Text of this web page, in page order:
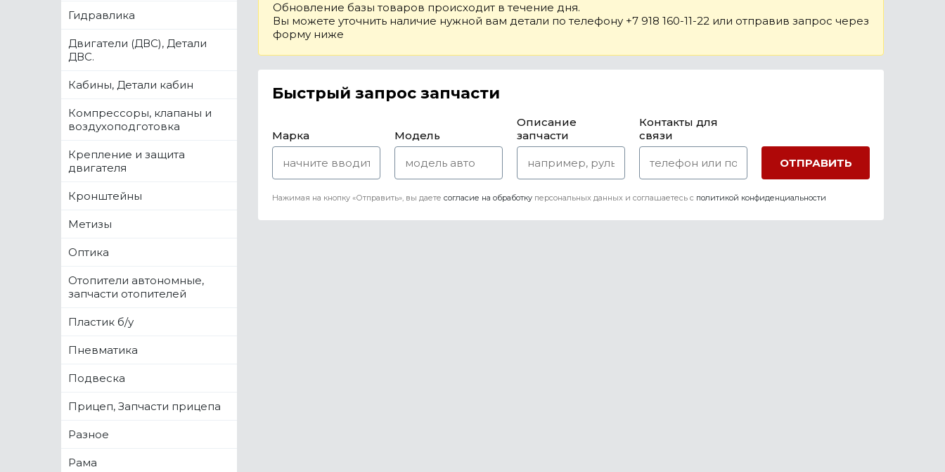
Гидравлика
Двигатели (ДВС), Детали
ДВС.
Кабины, Детали кабин
Компрессоры, клапаны и
воздухоподготовка
Крепление и защита
двигателя
Кронштейны
Метизы
Оптика
Отопители автономные,
запчасти отопителей
Пластик б/у
Пневматика
Подвеска
Прицеп, Запчасти прицепа
Разное
Рама
Обновление базы товаров происходит в течение дня.
Вы можете уточнить наличие нужной вам детали по телефону +7 918 160-11-22 или отправив запрос через
форму ниже
Быстрый запрос запчасти
Марка Модель
Описание
запчасти
Контакты для
связи
Нажимая на кнопку «Отправить», вы даете согласие на обработку персональных данных и соглашаетесь c политикой конфиденциальности